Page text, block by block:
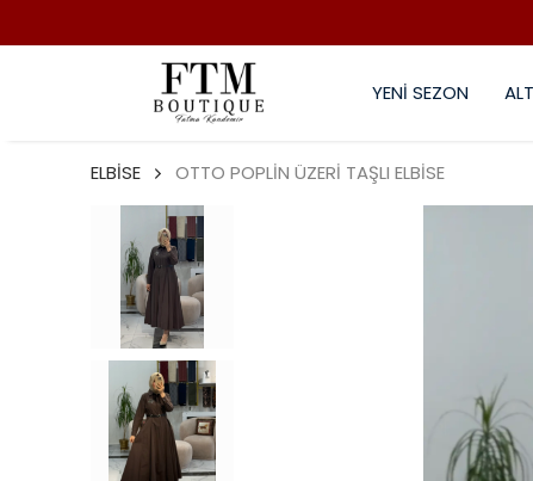
YENİ SEZON
ELBİSE OTTO POPLİN ÜZERİ TAŞLI ELBİSE